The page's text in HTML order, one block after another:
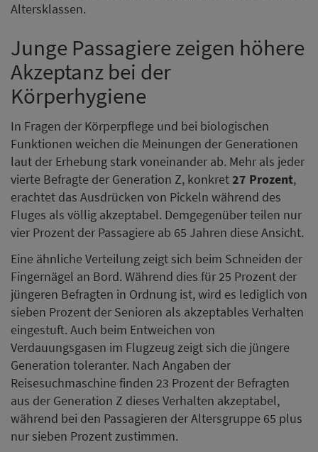
Altersklassen.
Junge Passagiere zeigen höhere
Akzeptanz bei der
Körperhygiene
In Fragen der Körperpflege und bei biologischen
Funktionen weichen die Meinungen der Generationen
laut der Erhebung stark voneinander ab. Mehr als jeder
vierte Befragte der Generation Z, konkret27 Prozent,
erachtet das Ausdrücken von Pickeln während des
Fluges als völlig akzeptabel. Demgegenüber teilen nur
vier Prozent der Passagiere ab 65 Jahren diese Ansicht.
Eine ähnliche Verteilung zeigt sich beim Schneiden der
Fingernägel an Bord. Während dies für 25 Prozent der
jüngeren Befragten in Ordnung ist, wird es lediglich von
sieben Prozent der Senioren als akzeptables Verhalten
eingestuft. Auch beim Entweichen von
Verdauungsgasen im Flugzeug zeigt sich die jüngere
Generation toleranter. Nach Angaben der
Reisesuchmaschine finden 23 Prozent der Befragten
aus der Generation Z dieses Verhalten akzeptabel,
während bei den Passagieren der Altersgruppe 65 plus
nur sieben Prozent zustimmen.